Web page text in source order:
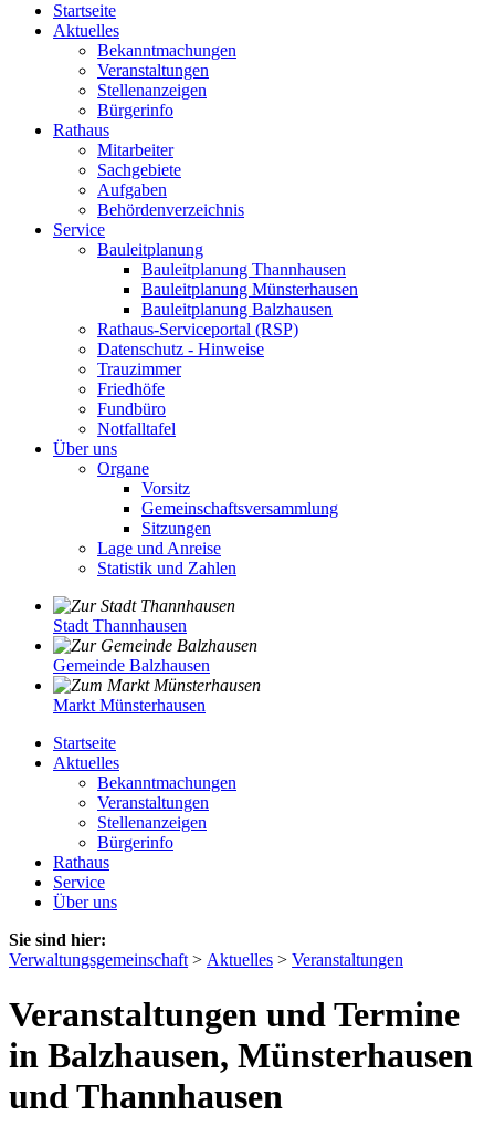
Startseite
Aktuelles
Bekanntmachungen
Veranstaltungen
Stellenanzeigen
Bürgerinfo
Rathaus
Mitarbeiter
Sachgebiete
Aufgaben
Behördenverzeichnis
Service
Bauleitplanung
Bauleitplanung Thannhausen
Bauleitplanung Münsterhausen
Bauleitplanung Balzhausen
Rathaus-Serviceportal (RSP)
Datenschutz - Hinweise
Trauzimmer
Friedhöfe
Fundbüro
Notfalltafel
Über uns
Organe
Vorsitz
Gemeinschaftsversammlung
Sitzungen
Lage und Anreise
Statistik und Zahlen
Stadt Thannhausen
Gemeinde Balzhausen
Markt Münsterhausen
Startseite
Aktuelles
Bekanntmachungen
Veranstaltungen
Stellenanzeigen
Bürgerinfo
Rathaus
Service
Über uns
Sie sind hier:
Verwaltungsgemeinschaft > Aktuelles > Veranstaltungen
Veranstaltungen und Termine
in Balzhausen, Münsterhausen
und Thannhausen